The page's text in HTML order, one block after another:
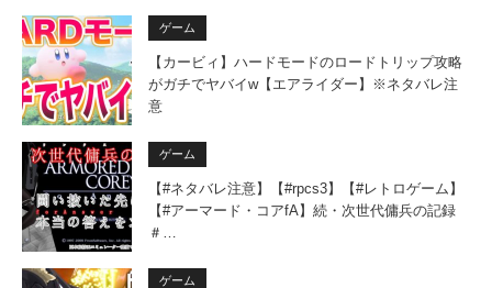
ゲーム
【カービィ】ハードモードのロードトリップ攻略
がガチでヤバイw【エアライダー】※ネタバレ注
意
ゲーム
【#ネタバレ注意】【#rpcs3】【#レトロゲーム】
【#アーマード・コアfA】続・次世代傭兵の記録
＃…
ゲーム